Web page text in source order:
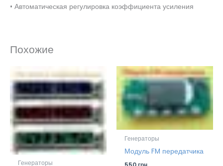
• Автоматическая регулировка коэффициента усиления
Похожие
Генераторы
Генераторы
Модуль FM передатчика